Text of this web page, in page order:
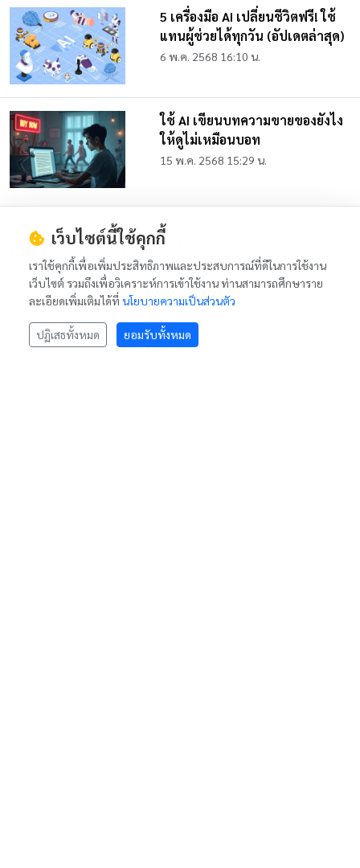
5 เครื่องมือ AI เปลี่ยนชีวิตฟรี! ใช้
แทนผู้ช่วยได้ทุกวัน (อัปเดตล่าสุด)
6 พ.ค. 2568 16:10 น.
ใช้ AI เขียนบทความขายของยังไง
ให้ดูไม่เหมือนบอท
15 พ.ค. 2568 15:29 น.
เลือก AI ที่ใช่ สำหรับคุณ
Ai สร้างข้อสอบออนไลน์
AI Exam Generator
Ai 101 เปิดประตูสู่โลก Ai
Ai 101 Open The Ai World
เว็บไซต์นี้ใช้คุกกี้
เราใช้คุกกี้เพื่อเพิ่มประสิทธิภาพและประสบการณ์ที่ดีในการใช้งาน
เว็บไซต์ รวมถึงเพื่อวิเคราะห์การเข้าใช้งาน ท่านสามารถศึกษาราย
ละเอียดเพิ่มเติมได้ที่ นโยบายความเป็นส่วนตัว
ปฏิเสธทั้งหมด ยอมรับทั้งหมด